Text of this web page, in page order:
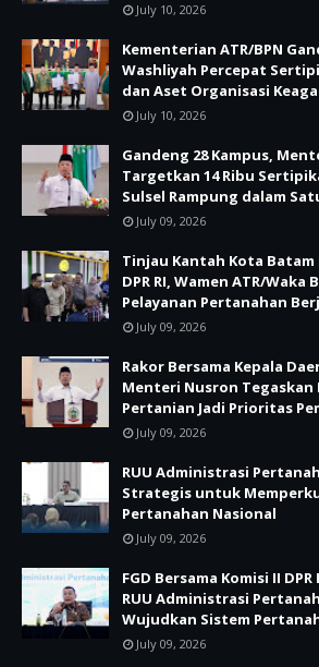
July 10, 2026
Kementerian ATR/BPN
Washliyah Percepat
dan Aset Organisasi
July 10, 2026
Gandeng 28 Kampus,
Targetkan 14 Ribu
Sulsel Rampung dalam
July 09, 2026
Tinjau Kantah Kota Batam
DPR RI, Wamen ATR/Waka
Pelayanan Pertanahan
July 09, 2026
Rakor Bersama Kepala
Menteri Nusron Tegaskan
Pertanian Jadi Prioritas
July 09, 2026
RUU Administrasi
Strategis untuk
Pertanahan Nasional
July 09, 2026
FGD Bersama Komisi II DPR
RUU Administrasi
Wujudkan Sistem
July 09, 2026